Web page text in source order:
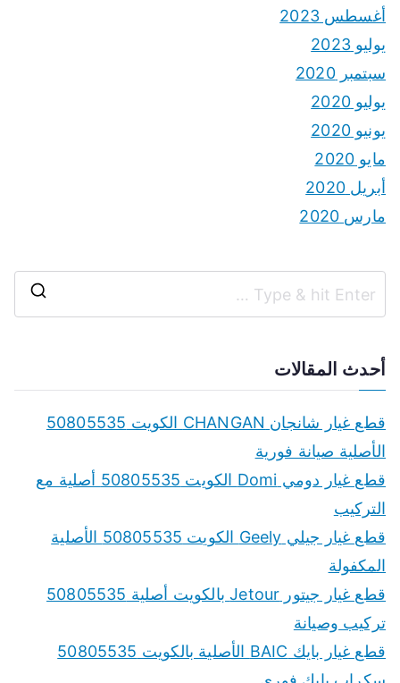
أغسطس 2023
يوليو 2023
سبتمبر 2020
يوليو 2020
يونيو 2020
مايو 2020
أبريل 2020
مارس 2020
r
أحدث المقالات
قطع غيار شانجان CHANGAN الكويت 50805535
الأصلية صيانة فورية
قطع غيار دومي Domi الكويت 50805535 أصلية مع
التركيب
قطع غيار جيلي Geely الكويت 50805535 الأصلية
المكفولة
قطع غيار جيتور Jetour بالكويت أصلية 50805535
تركيب وصيانة
قطع غيار بايك BAIC الأصلية بالكويت 50805535